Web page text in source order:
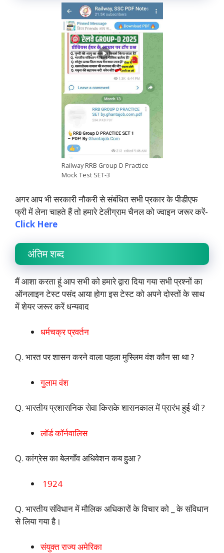
Railway RRB Group D Practice
Mock Test SET-3
अगर आप भी सरकारी नौकरी से संबंधित सभी प्रकार के पीडीएफ
फ्री में लेना चाहते हैं तो हमारे टेलीग्राम चैनल को ज्वाइन जरूर करें-
Click Here
अंतिम शब्द
मैं आशा करता हूं आप सभी को हमारे द्वारा दिया गया सभी प्रश्नों का
ऑनलाइन टेस्ट पसंद आया होगा इस टेस्ट को अपने दोस्तों के साथ
में शेयर जरूर करें धन्यवाद
धर्मचक्र प्रवर्तन
Q. भारत पर शासन करने वाला पहला मुस्लिम वंश कौन सा था ?
गुलाम वंश
Q. भारतीय प्रशासनिक सेवा किसके शासनकाल में प्रारंभ हुई थी ?
लॉर्ड कॉर्नवालिस
Q. कांग्रेस का बेलगाँव अधिवेशन कब हुआ ?
1924
Q. भारतीय संविधान में मौलिक अधिकारों के विचार को _ के संविधान
से लिया गया है।
संयुक्त राज्य अमेरिका